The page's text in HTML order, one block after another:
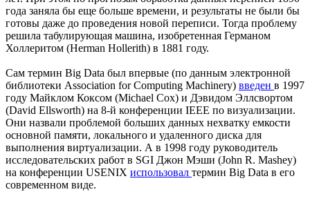
года заняла бы еще больше времени, и результаты не были бы
готовы даже до проведения новой переписи. Тогда проблему
решила табулирующая машина, изобретенная Германом
Холлеритом (Herman Hollerith) в 1881 году.
Сам термин Big Data был впервые (по данным электронной
библиотеки Association for Computing Machinery) введен в 1997
году Майклом Коксом (Michael Cox) и Дэвидом Эллсвортом
(David Ellsworth) на 8-й конференции IEEE по визуализации.
Они назвали проблемой больших данных нехватку емкости
основной памяти, локального и удаленного диска для
выполнения виртуализации. А в 1998 году руководитель
исследовательских работ в SGI Джон Мэши (John R. Mashey)
на конференции USENIX использовал термин Big Data в его
современном виде.